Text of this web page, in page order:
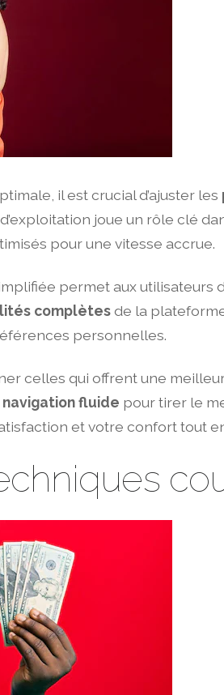
il est crucial d’ajuster les
joue un rôle clé
pour une vitesse accrue.
permet aux utilisateurs
complètesde la
personnelles.
celles qui offrent une
navigation fluide pour tirer le
et votre confort tout